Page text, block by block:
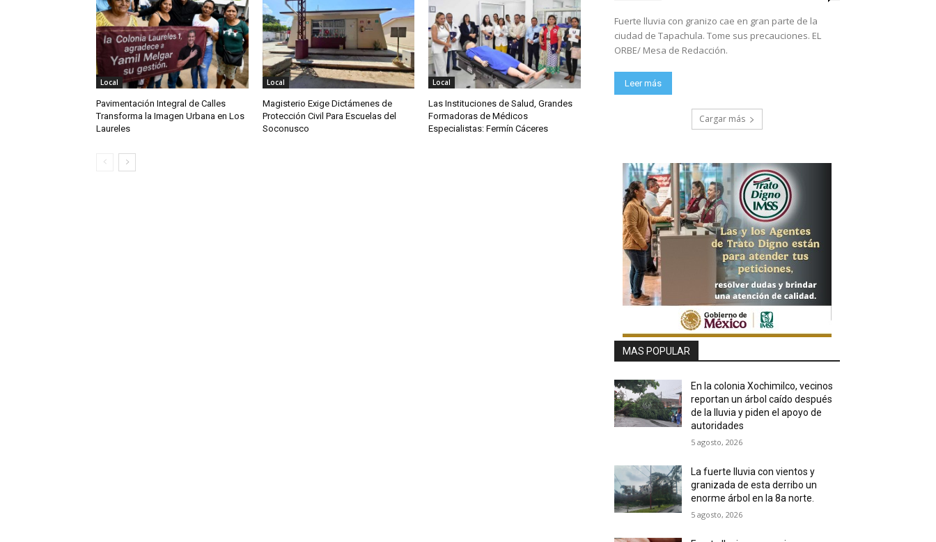
Local
Pavimentación Integral de Calles
Transforma la Imagen Urbana en Los
Laureles
Local
Magisterio Exige Dictámenes de
Protección Civil Para Escuelas del
Soconusco
Local
Las Instituciones de Salud, Grandes
Formadoras de Médicos
Especialistas: Fermín Cáceres
Fuerte lluvia con granizo cae en gran parte de la
ciudad de Tapachula. Tome sus precauciones. EL
ORBE/ Mesa de Redacción.
Leer más
Cargar más
MAS POPULAR
En la colonia Xochimilco, vecinos
reportan un árbol caído después
de la lluvia y piden el apoyo de
autoridades
5 agosto, 2026
La fuerte lluvia con vientos y
granizada de esta derribo un
enorme árbol en la 8a norte.
5 agosto, 2026